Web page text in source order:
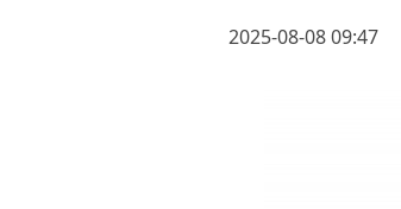
2025-08-08 09:47